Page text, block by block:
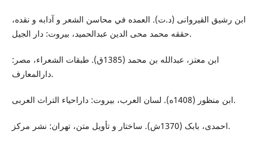
ابن رشيق القيروانی (د.ت). العمده في محاسن الشعر و آدابه و نقده،
حققه محمد محی الدين عبدالحميد، بيروت: دار الجيل.
ابن معتز، عبدالله بن محمد (1385ق). طبقات الشعراء، مصر:
دارالمعارف.
ابن منظور (1408ه). لسان العرب، بيروت: داراحياء التراث العربى.
احمدی، بابک (1370ش). ساختار و تأویل متن، تهران: نشر مرکز.